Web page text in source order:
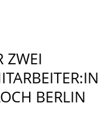
ZWEI
BERLIN